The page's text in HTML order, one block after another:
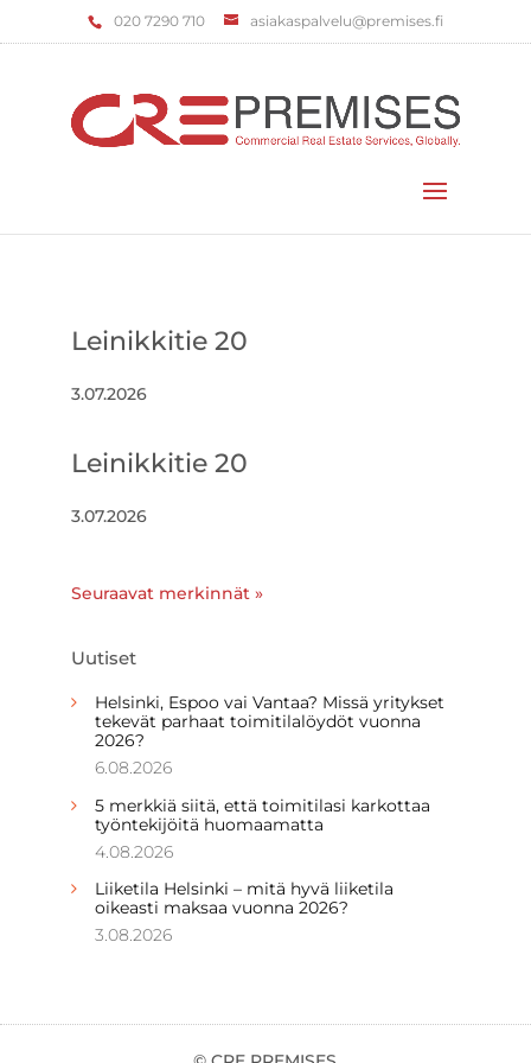
‌020 7290 710 asiakaspalvelu@premises.fi
Leinikkitie 20
3.07.2026
Leinikkitie 20
3.07.2026
Seuraavat merkinnät »
Uutiset
Helsinki, Espoo vai Vantaa? Missä yritykset
tekevät parhaat toimitilalöydöt vuonna
2026?
6.08.2026
5 merkkiä siitä, että toimitilasi karkottaa
työntekijöitä huomaamatta
4.08.2026
Liiketila Helsinki – mitä hyvä liiketila
oikeasti maksaa vuonna 2026?
3.08.2026